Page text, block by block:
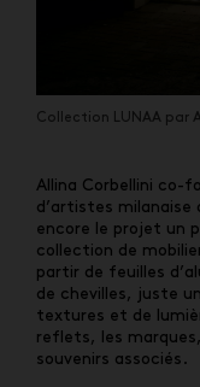
Collection LUNAA par
Allina Corbellini co-
d’artistes
encore le projet un
collection de
partir de feuilles
de chevilles, juste
textures et de
reflets, les
souvenirs associés.